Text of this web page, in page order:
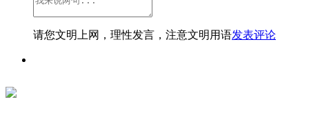
请您文明上网，理性发言，注意文明用语发表评论